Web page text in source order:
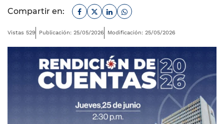
Compartir en: Facebook
TwitterLinkedinWhatsapp
Vistas 529 Publicación: 25/05/2026 Modificación: 25/05/2026